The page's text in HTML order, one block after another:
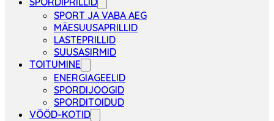
SPORT JA VABA AEG
MÄESUUSAPRILLID
LASTEPRILLID
SUUSASIRMID
TOITUMINE
ENERGIAGEELID
SPORDIJOOGID
SPORDITOIDUD
VÖÖD-KOTID